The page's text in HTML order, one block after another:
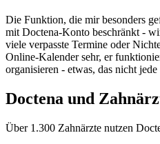
Die Funktion, die mir besonders
mit Doctena-Konto beschränkt -
viele verpasste Termine oder
Online-Kalender sehr, er
organisieren - etwas, das nicht
Doctena und
Über 1.300 Zahnärzte nutzen